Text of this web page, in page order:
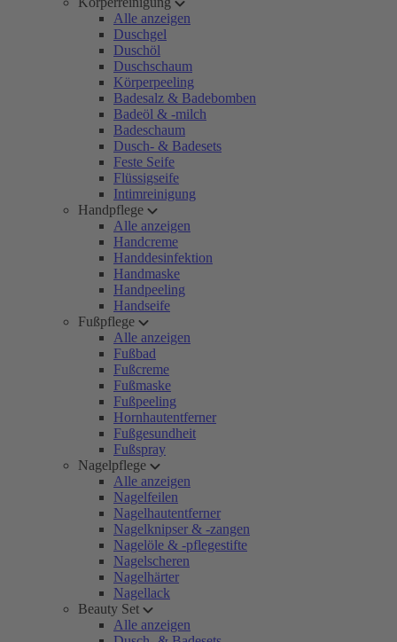
Alle anzeigen
Duschgel
Duschöl
Duschschaum
Körperpeeling
Badesalz & Badebomben
Badeöl & -milch
Badeschaum
Dusch- & Badesets
Feste Seife
Flüssigseife
Intimreinigung
Handpflege
Alle anzeigen
Handcreme
Handdesinfektion
Handmaske
Handpeeling
Handseife
Fußpflege
Alle anzeigen
Fußbad
Fußcreme
Fußmaske
Fußpeeling
Hornhautentferner
Fußgesundheit
Fußspray
Nagelpflege
Alle anzeigen
Nagelfeilen
Nagelhautentferner
Nagelknipser & -zangen
Nagelöle & -pflegestifte
Nagelscheren
Nagelhärter
Nagellack
Beauty Set
Alle anzeigen